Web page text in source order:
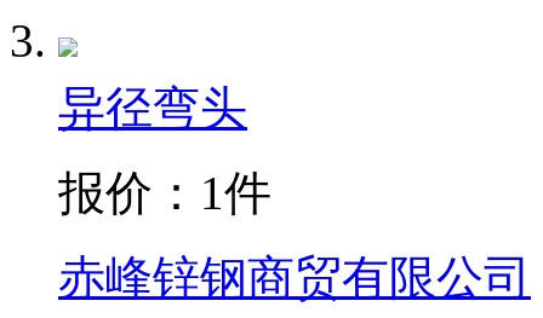
异径弯头
报价： 1件
赤峰锌钢商贸有限公司